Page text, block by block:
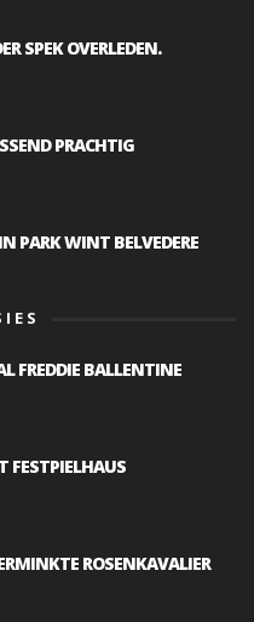
SPEK OVERLEDEN.
PRACHTIG
PARK WINT BELVEDERE
FREDDIE BALLENTINE
FESTPIELHAUS
ROSENKAVALIER